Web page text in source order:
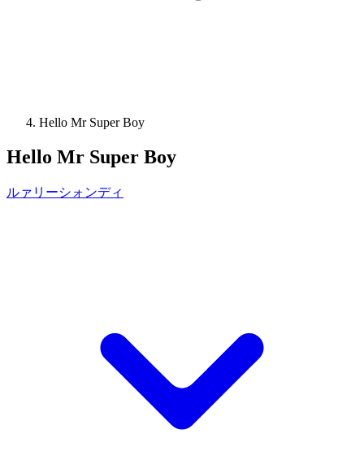
Hello Mr Super Boy
Hello Mr Super Boy
ルァリーシォンディ